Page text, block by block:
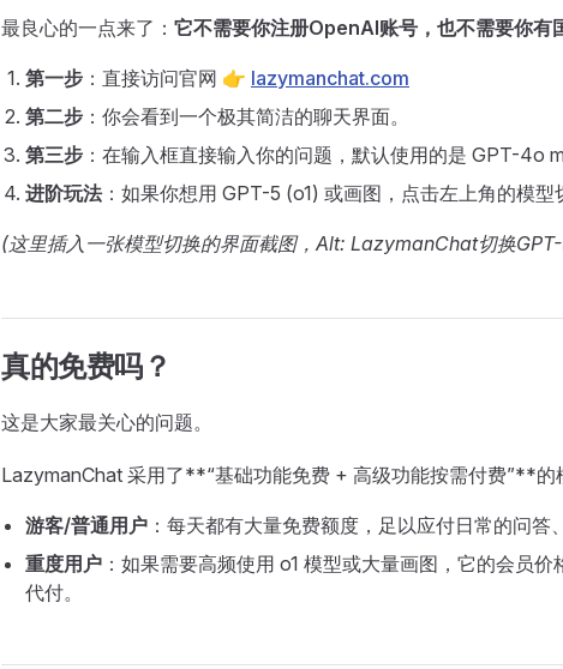
最良心的一点来了： 它不需要你注册OpenAI账号，也不需要你有
第一步 ：直接访问官网 👉 lazymanchat.com
第二步 ：你会看到一个极其简洁的聊天界面。
第三步 ：在输入框直接输入你的问题，默认使用的是 GPT-4o
进阶玩法：如果你想用 GPT-5 (o1) 或画图，点击左上角的模型
(这里插入一张模型切换的界面截图，Alt: LazymanChat切换
真的免费吗？
这是大家最关心的问题。
LazymanChat 采用了**“基础功能免费 + 高级功能按需付费”**的
游客/普通用户 ：每天都有大量免费额度，足以应付日常的问答
重度用户 ：如果需要高频使用 o1 模型或大量画图，它的会员
代付。